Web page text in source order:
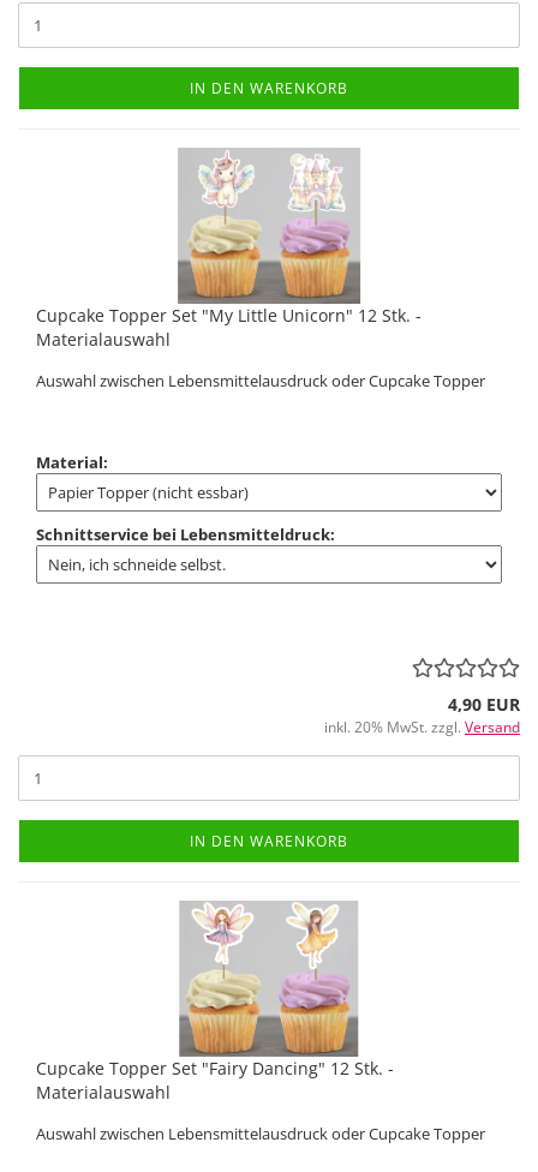
IN DEN WARENKORB
Cupcake Topper Set "My Little Unicorn" 12 Stk. -
Materialauswahl
Auswahl zwischen Lebensmittelausdruck oder Cupcake Topper
Material:
Schnittservice bei Lebensmitteldruck:
4,90 EUR
inkl. 20% MwSt. zzgl. Versand
IN DEN WARENKORB
Cupcake Topper Set "Fairy Dancing" 12 Stk. -
Materialauswahl
Auswahl zwischen Lebensmittelausdruck oder Cupcake Topper